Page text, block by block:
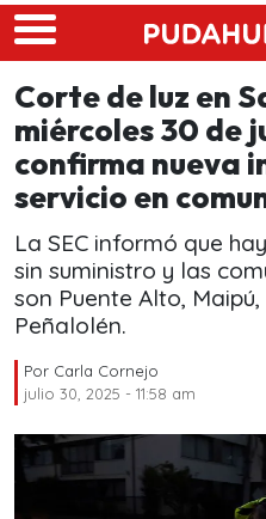
Skip to main content
Corte de luz en
miércoles 30 de
confirma nueva
servicio en
La SEC informó que
sin suministro y las
son Puente Alto,
Peñalolén.
Por Carla Cornejo
julio 30, 2025 - 11:58 am